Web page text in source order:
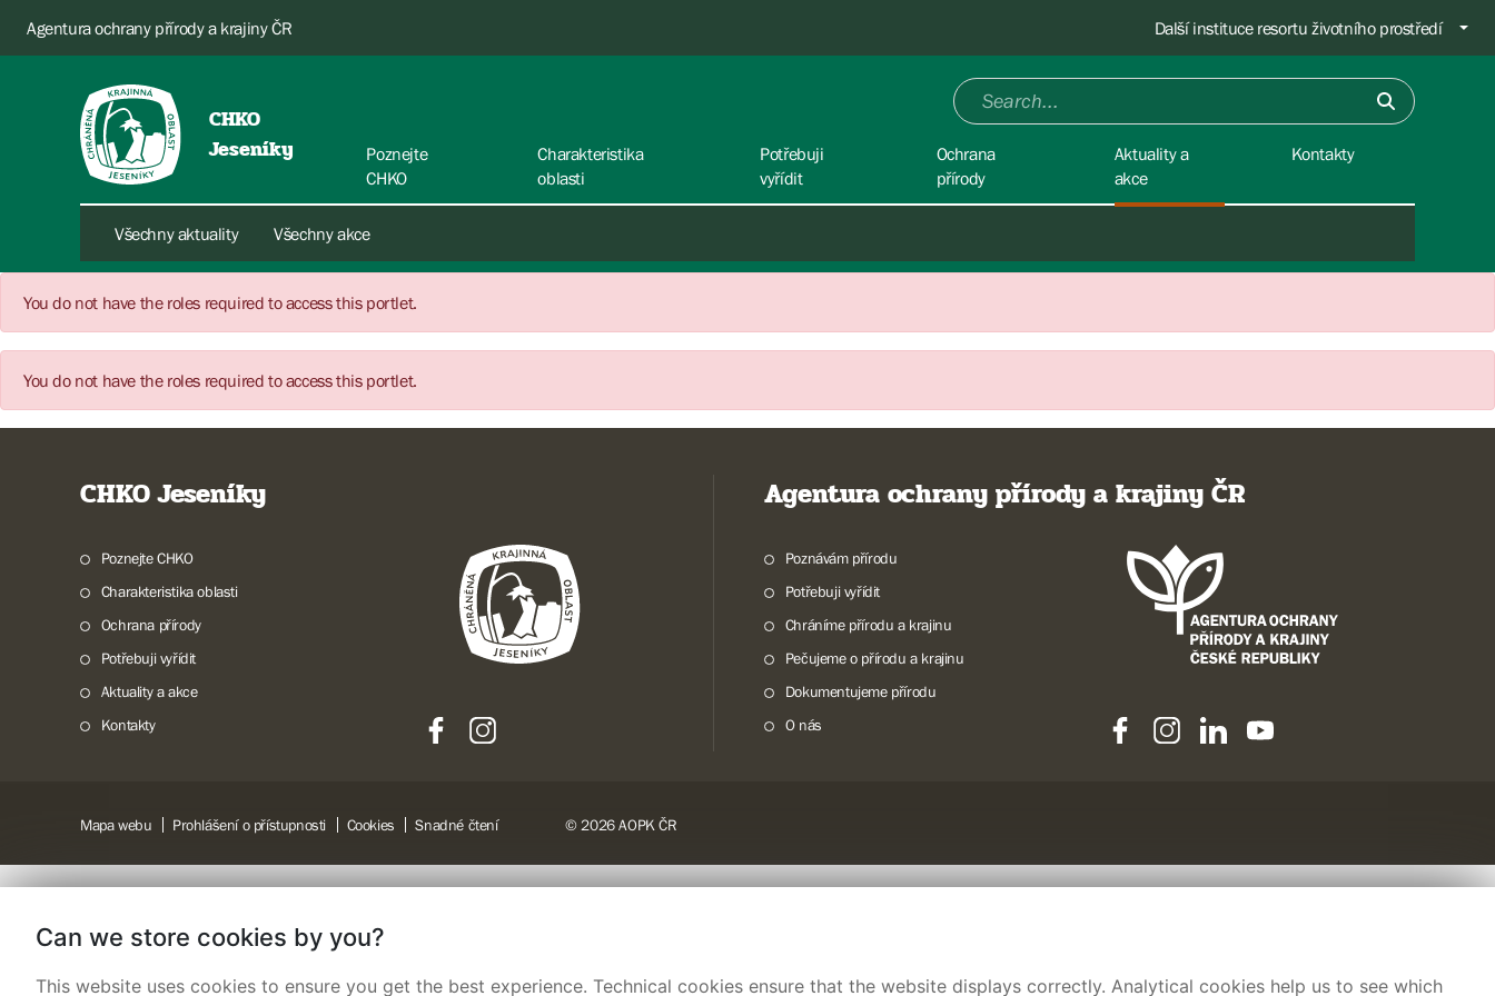
Agentura ochrany přírody a krajiny ČR Další instituce resortu životního prostředí
CHKO
Jeseníky
Poznejte
CHKO
Charakteristika
oblasti
Potřebuji
vyřídit
Ochrana
přírody
Aktuality a
akce
Všechny aktuality Všechny akce
Kontakty
You do not have the roles required to access this portlet.
You do not have the roles required to access this portlet.
CHKO Jeseníky
Poznejte CHKO
Charakteristika oblasti
Ochrana přírody
Potřebuji vyřídit
Aktuality a akce
Kontakty
Agentura ochrany přírody a krajiny ČR
Poznávám přírodu
Potřebuji vyřídit
Chráníme přírodu a krajinu
Pečujeme o přírodu a krajinu
Dokumentujeme přírodu
O nás
Mapa webu Prohlášení o přístupnosti Cookies Snadné čtení © 2026 AOPK ČR
Can we store cookies by you?
This website uses cookies to ensure you get the best experience. Technical cookies ensure that the website displays correctly. Analytical cookies help us to see which